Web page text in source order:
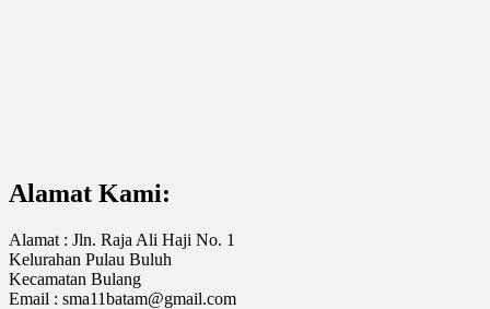
Alamat Kami:
Alamat : Jln. Raja Ali Haji No. 1
Kelurahan Pulau Buluh
Kecamatan Bulang
Email : sma11batam@gmail.com